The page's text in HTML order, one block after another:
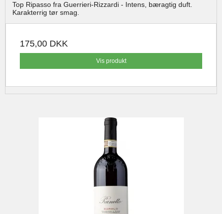
Top Ripasso fra Guerrieri-Rizzardi - Intens, bæragtig duft.
Karakterrig tør smag.
175,00 DKK
Vis produkt